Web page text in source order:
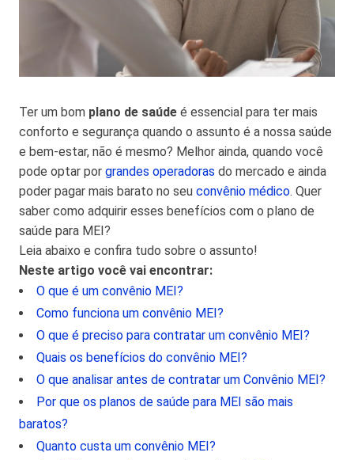
Ter um bom plano de saúde é essencial para ter mais
conforto e segurança quando o assunto é a nossa saúde
e bem-estar, não é mesmo? Melhor ainda, quando você
pode optar por grandes operadoras do mercado e ainda
poder pagar mais barato no seu convênio médico. Quer
saber como adquirir esses benefícios com o plano de
saúde para MEI?
Leia abaixo e confira tudo sobre o assunto!
Neste artigo você vai encontrar:
O que é um convênio MEI?
Como funciona um convênio MEI?
O que é preciso para contratar um convênio MEI?
Quais os benefícios do convênio MEI?
O que analisar antes de contratar um Convênio MEI?
Por que os planos de saúde para MEI são mais
baratos?
Quanto custa um convênio MEI?